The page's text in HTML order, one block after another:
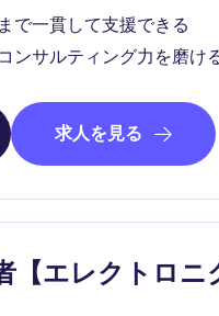
で一貫して支援できる
ンサルティング力を磨け
求人を見る
【エレクトロニ